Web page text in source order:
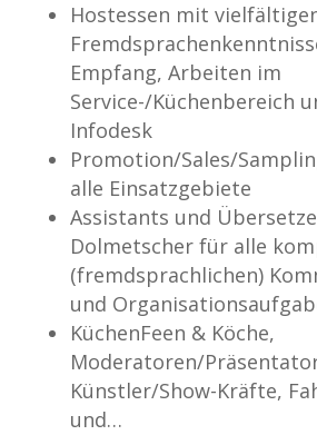
Hostessen mit
Empfang, Arbeiten im
Service-/Küchenbereich
Infodesk
Promotion/Sales/
alle Einsatzgebiete
Assistants und
Dolmetscher für alle
(fremdsprachlichen)
und
KüchenFeen & Köche,
Moderatoren/
Künstler/Show-Kräfte,
und…